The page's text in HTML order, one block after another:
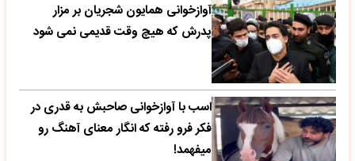
آوازخوانی همایون شجریان بر مزار
پدرش که هیچ وقت قدیمی نمی شود
اسب با آوازخوانی صاحبش به قدری در
فکر فرو رفته که انگار معنای آهنگ رو
میفهمد!